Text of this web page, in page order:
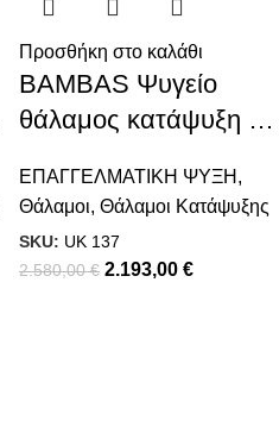
Προσθήκη στο καλάθι
BAMBAS Ψυγείο
θάλαμος κατάψυξη με
ΕΠΑΓΓΕΛΜΑΤΙΚΗ ΨΥΞΗ ,
Θάλαμοι, Θάλαμοι Κατάψυξης
SKU: UK 137
2.580,00€ 2.193,00 €